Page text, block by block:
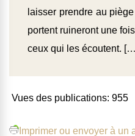
laisser prendre au
portent ruineront une
ceux qui les écoutent.
Vues des publications: 955
Imprimer ou envoyer à un